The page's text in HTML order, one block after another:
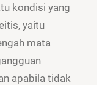
kondisi yang
yaitu
mata
apabila tidak